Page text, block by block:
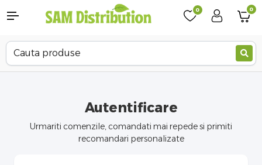
0 0
Autentificare
Urmariti comenzile, comandati mai repede si primiti
recomandari personalizate